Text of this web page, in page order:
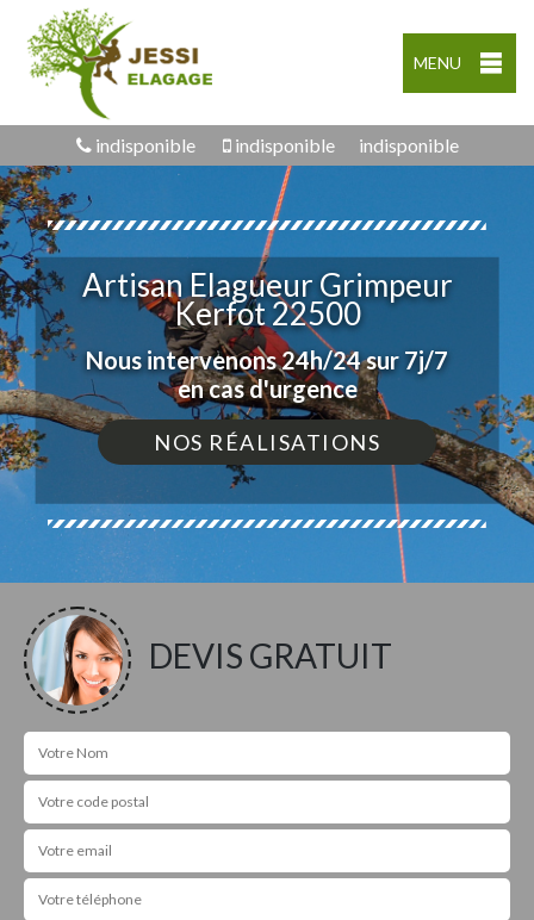
MENU
indisponible indisponible indisponible
Artisan Elagueur Grimpeur
Kerfot 22500
Nous intervenons 24h/24 sur 7j/7
en cas d'urgence
NOS RÉALISATIONS
DEVIS GRATUIT